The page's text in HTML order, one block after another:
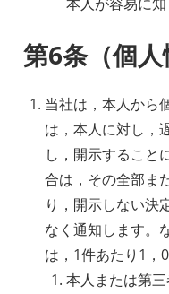
本人が容易に
第6条（個人
当社は，本人から
は，本人に対し，
し，開示すること
合は，その全部ま
り，開示しない決
なく通知します。
は，1件あたり1，
本人または第